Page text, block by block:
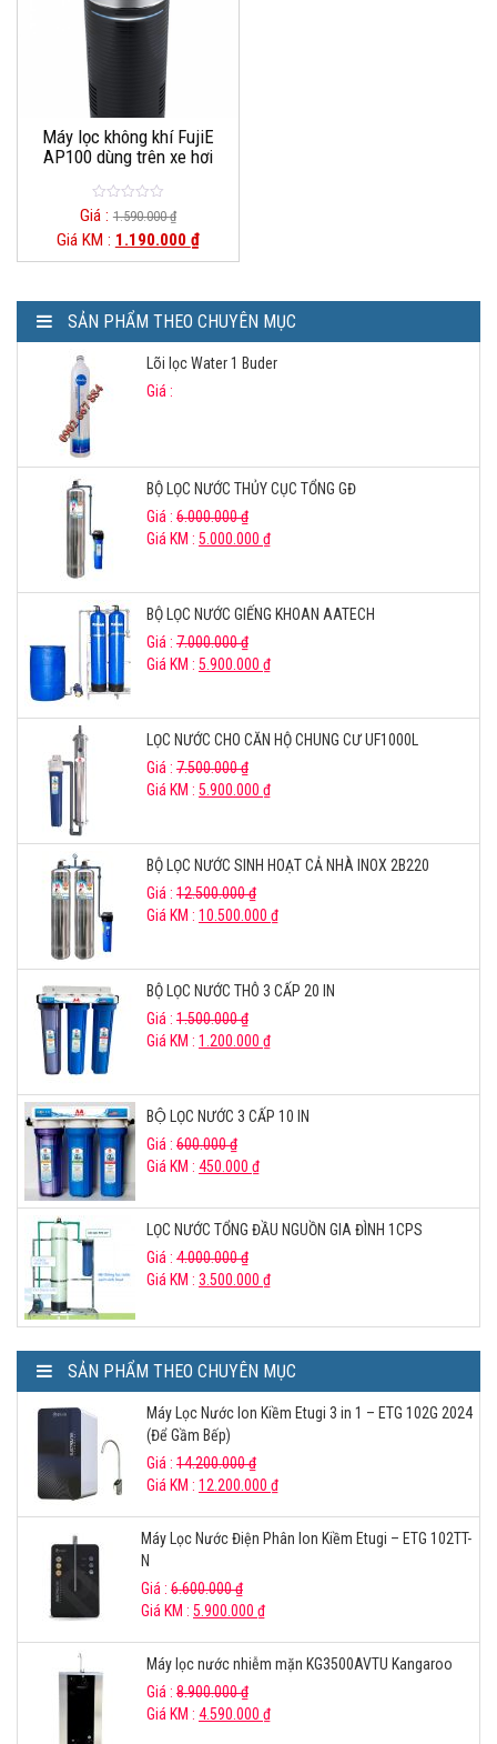
Máy lọc không khí FujiE
AP100 dùng trên xe hơi
0
o
u
o
Giá : 1.590.000₫
Giá KM : 1.190.000 ₫
SẢN PHẨM THEO CHUYÊN MỤC
Lõi lọc Water 1 Buder
Giá :
BỘ LỌC NƯỚC THỦY CỤC TỔNG GĐ
Giá : 6.000.000₫
Giá KM : 5.000.000 ₫
BỘ LỌC NƯỚC GIẾNG KHOAN AATECH
Giá : 7.000.000₫
Giá KM : 5.900.000 ₫
LỌC NƯỚC CHO CĂN HỘ CHUNG CƯ UF1000L
Giá : 7.500.000₫
Giá KM : 5.900.000 ₫
BỘ LỌC NƯỚC SINH HOẠT CẢ NHÀ INOX 2B220
Giá : 12.500.000₫
Giá KM : 10.500.000 ₫
BỘ LỌC NƯỚC THÔ 3 CẤP 20 IN
Giá : 1.500.000₫
Giá KM : 1.200.000 ₫
BỘ LỌC NƯỚC 3 CẤP 10 IN
Giá : 600.000₫
Giá KM : 450.000 ₫
LỌC NƯỚC TỔNG ĐẦU NGUỒN GIA ĐÌNH 1CPS
Giá : 4.000.000₫
Giá KM : 3.500.000 ₫
SẢN PHẨM THEO CHUYÊN MỤC
Máy Lọc Nước Ion Kiềm Etugi 3 in 1 – ETG 102G 2024
(Để Gầm Bếp)
Giá : 14.200.000₫
Giá KM : 12.200.000 ₫
Máy Lọc Nước Điện Phân Ion Kiềm Etugi – ETG 102TT-
N
Giá : 6.600.000₫
Giá KM : 5.900.000 ₫
Máy lọc nước nhiễm mặn KG3500AVTU Kangaroo
Giá : 8.900.000₫
Giá KM : 4.590.000 ₫